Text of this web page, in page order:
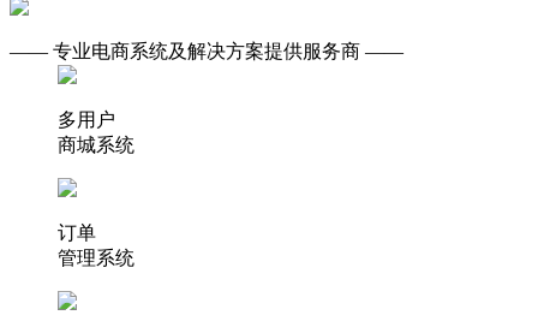
—— 专业电商系统及解决方案提供服务商 ——
多用户
商城系统
订单
管理系统